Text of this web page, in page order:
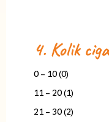
4. Kolik
0 – 10 (0)
11 – 20 (1)
21 – 30 (2)